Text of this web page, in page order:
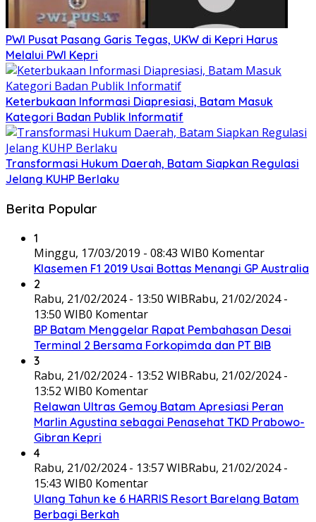
PWI Pusat Pasang Garis Tegas, UKW di Kepri Harus
Melalui PWI Kepri
Keterbukaan Informasi Diapresiasi, Batam Masuk
Kategori Badan Publik Informatif
Transformasi Hukum Daerah, Batam Siapkan Regulasi
Jelang KUHP Berlaku
Berita Popular
1
Minggu, 17/03/2019 - 08:43 WIB0 Komentar
Klasemen F1 2019 Usai Bottas Menangi GP Australia
2
Rabu, 21/02/2024 - 13:50 WIBRabu, 21/02/2024 -
13:50 WIB0 Komentar
BP Batam Menggelar Rapat Pembahasan Desai
Terminal 2 Bersama Forkopimda dan PT BIB
3
Rabu, 21/02/2024 - 13:52 WIBRabu, 21/02/2024 -
13:52 WIB0 Komentar
Relawan Ultras Gemoy Batam Apresiasi Peran
Marlin Agustina sebagai Penasehat TKD Prabowo-
Gibran Kepri
4
Rabu, 21/02/2024 - 13:57 WIBRabu, 21/02/2024 -
15:43 WIB0 Komentar
Ulang Tahun ke 6 HARRIS Resort Barelang Batam
Berbagi Berkah